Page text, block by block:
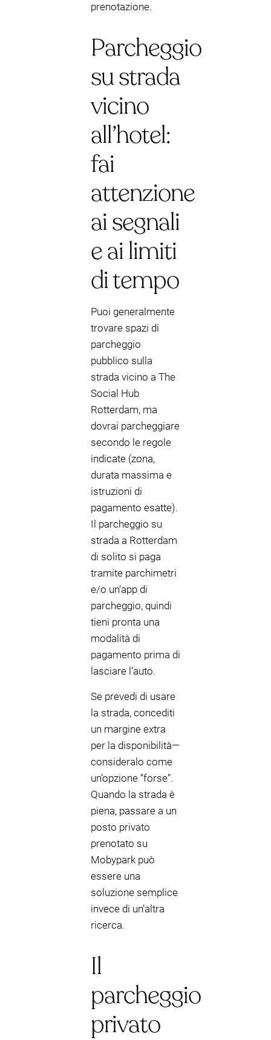
prenotazione.
Parcheggio
su strada
vicino
all’hotel:
fai
attenzione
ai segnali
e ai limiti
di tempo
Puoi generalmente
trovare spazi di
parcheggio
pubblico sulla
strada vicino a The
Social Hub
Rotterdam, ma
dovrai parcheggiare
secondo le regole
indicate (zona,
durata massima e
istruzioni di
pagamento esatte).
Il parcheggio su
strada a Rotterdam
di solito si paga
tramite parchimetri
e/o un’app di
parcheggio, quindi
tieni pronta una
modalità di
pagamento prima di
lasciare l’auto.
Se prevedi di usare
la strada, concediti
un margine extra
per la disponibilità—
consideralo come
un’opzione “forse”.
Quando la strada è
piena, passare a un
posto privato
prenotato su
Mobypark può
essere una
soluzione semplice
invece di un’altra
ricerca.
Il
parcheggio
privato